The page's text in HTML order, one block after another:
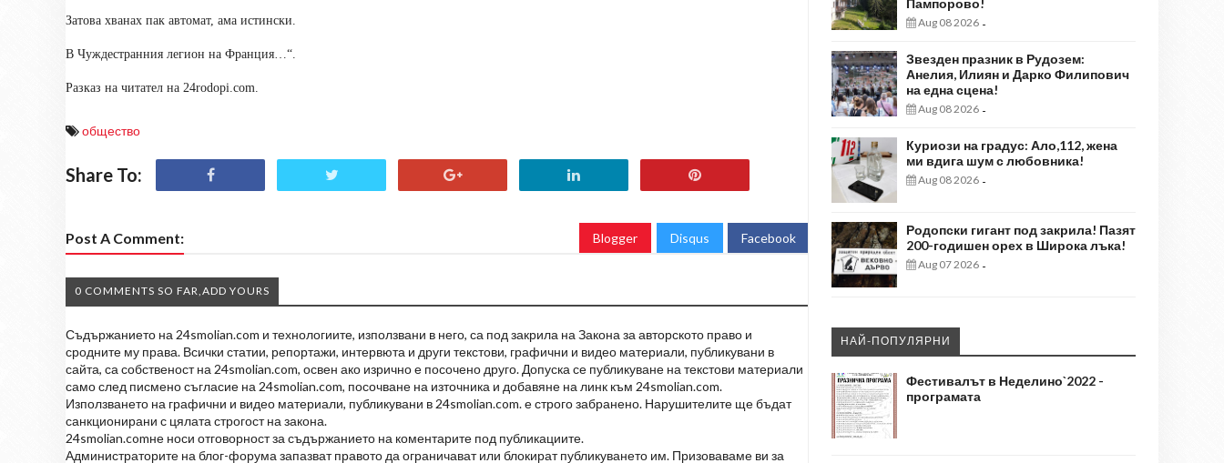
Затова хванах пак автомат, ама истински.
В Чуждестранния легион на Франция…“.
Разказ на читател на 24rodopi.com.
общество
Share To:
Post A Comment: Blogger Disqus Facebook
0 COMMENTS SO FAR,ADD YOURS
Съдържанието на 24smolian.com и технологиите, използвани в него, са под закрила на Закона за авторското право и
сродните му права. Всички статии, репортажи, интервюта и други текстови, графични и видео материали, публикувани в
сайта, са собственост на 24smolian.com, освен ако изрично е посочено друго. Допуска се публикуване на текстови материали
само след писмено съгласие на 24smolian.com, посочване на източника и добавяне на линк към 24smolian.com.
Използването на графични и видео материали, публикувани в 24smolian.com. е строго забранено. Нарушителите ще бъдат
санкционирани с цялата строгост на закона.
24smolian.comне носи отговорност за съдържанието на коментарите под публикациите.
Администраторите на блог-форума запазват правото да ограничават или блокират публикуването им. Призоваваме ви за
Пампорово!
Aug 08 2026 -
Звезден празник в Рудозем:
Анелия, Илиян и Дарко Филипович
на една сцена!
Aug 08 2026 -
Куриози на градус: Ало,112, жена
ми вдига шум с любовника!
Aug 08 2026 -
Родопски гигант под закрила! Пазят
200-годишен орех в Широка лъка!
Aug 07 2026 -
НАЙ-ПОПУЛЯРНИ
Фестивалът в Неделино`2022 -
програмата